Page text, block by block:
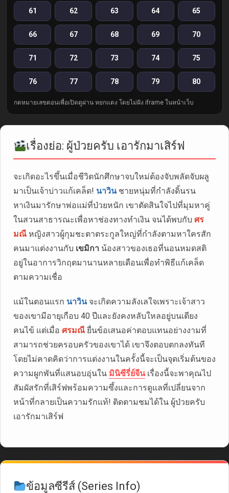
61 62 63 64 65
66 67 68 69 70
71 72 73 74 75
76 77 78 79 80
กดหมายเลขตอนเพื่อเปิดดูผ่าน หยกแดง โดยไม่ฝัง iframe ในหน้าเว็บ
เรื่องย่อ: ผู้ป่วยครับ เอารักมาเสิร์ฟ
จะเกิดอะไรขึ้นเมื่อชีวิตนักศึกษาจบใหม่ต้องจับพลัดจับผลู
มาเป็นเจ้าบ่าวแก้เคล็ด! นาวินชายหนุ่มที่กำลังดิ้นรน
หาเงินมารักษาพ่อแม่ที่ป่วยหนัก เขาตัดสินใจไปที่มุมหาคู่
ในสวนสาธารณะเพื่อหาช่องทางทำเงิน จนได้พบกับ ศร
มณี หญิงสาวผู้กุมชะตาตระกูลใหญ่ที่กำลังตามหาใครสัก
คนมาแต่งงานกับ เขมิกา น้องสาวของเธอที่นอนหมดสติ
อยู่ในอาการวิกฤตมานานหลายเดือนเพื่อทำพิธีแก้เคล็ด
ตามความเชื่อ
แม้ในตอนแรก นาวินจะเกิดความลังเลใจเพราะเจ้าสาว
ของเขามีอายุเกือบ 40 ปีและยังคงหลับใหลอยู่บนเตียง
คนไข้ แต่เมื่อ ศรมณี ยื่นข้อเสนอค่าตอบแทนอย่างงามที่
สามารถช่วยครอบครัวของเขาได้ เขาจึงตอบตกลงทันที
โดยไม่คาดคิดว่าการแต่งงานในครั้งนี้จะเป็นจุดเริ่มต้นของ
ความผูกพันที่แสนอบอุ่นใน มินิซีรี่ย์จีนเรื่องนี้จะพาคุณไป
สัมผัสรักที่เสิร์ฟพร้อมความซึ้งและการดูแลที่เปลี่ยนจาก
หน้าที่กลายเป็นความรักแท้! ติดตามชมได้ใน ผู้ป่วยครับ
เอารักมาเสิร์ฟ
ข้อมูลซีรีส์ (Series Info)